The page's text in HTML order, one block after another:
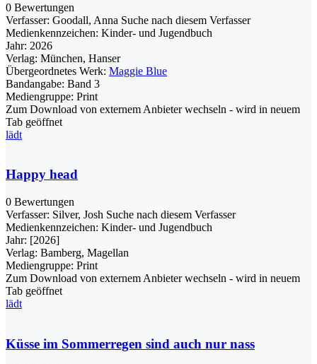
0 Bewertungen
Verfasser: Goodall, Anna Suche nach diesem Verfasser
Medienkennzeichen: Kinder- und Jugendbuch
Jahr: 2026
Verlag: München, Hanser
Übergeordnetes Werk: Maggie Blue
Bandangabe: Band 3
Mediengruppe: Print
Zum Download von externem Anbieter wechseln - wird in neuem
Tab geöffnet
lädt
Happy head
0 Bewertungen
Verfasser: Silver, Josh Suche nach diesem Verfasser
Medienkennzeichen: Kinder- und Jugendbuch
Jahr: [2026]
Verlag: Bamberg, Magellan
Mediengruppe: Print
Zum Download von externem Anbieter wechseln - wird in neuem
Tab geöffnet
lädt
Küsse im Sommerregen sind auch nur nass